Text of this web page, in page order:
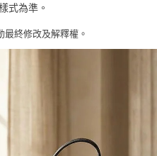
網址：
人或監護人之同意方可使用
不足之情形，本公司將視審查結果
訊註冊。若發現惡意使用之情形，
之使用額度並採取法律行動。
式為準。
最終修改及解釋權。